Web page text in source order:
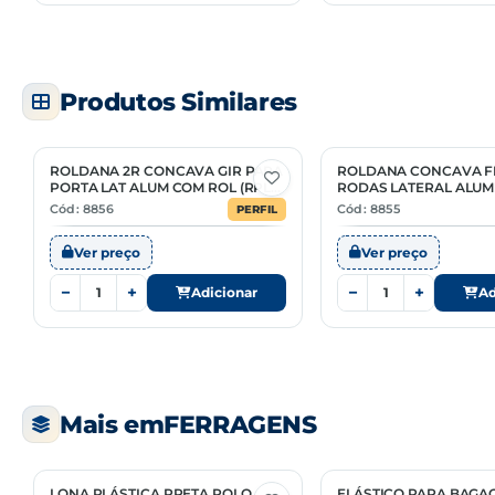
Produtos Similares
ROLDANA 2R CONCAVA GIR PARA
PORTA LAT ALUM COM ROL (RPLR
2 03)
Cód: 8856 PERFIL
Ver preço
− + Adicionar
ROLDANA CONCAVA
RODAS LATERAL
Cód: 8855
Ver preço
− +
Mais emFERRAGENS